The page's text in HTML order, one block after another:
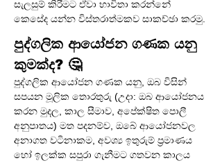
සැලසුම් කිරීමට ඒවා භාවිතා කරන්නේ
කෙසේද යන්න විස්තරාත්මකව සාකච්ඡා කරමු.
පුද්ගලික ආයෝජන ගණක යනු
කුමක්ද? 🤔
පුද්ගලික ආයෝජන ගණක යනු, ඔබ විසින්
සපයන මූලික තොරතුරු (උදා: ඔබ ආයෝජනය
කරන මුදල, කාල සීමාව, අපේක්ෂිත පොලී
අනුපාතය) මත පදනම්ව, ඔබේ ආයෝජනවල
අනාගත වටිනාකම, අවශ්‍ය ඉතුරුම් ප්‍රමාණය
හෝ ඉලක්ක සපුරා ගැනීමට ගතවන කාලය